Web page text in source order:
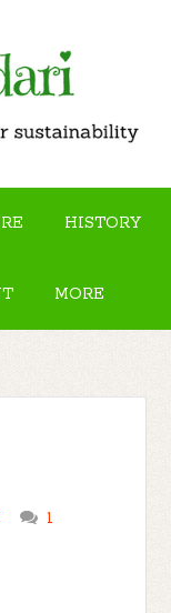
HISTORY
MORE
1